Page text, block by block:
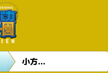
小方...